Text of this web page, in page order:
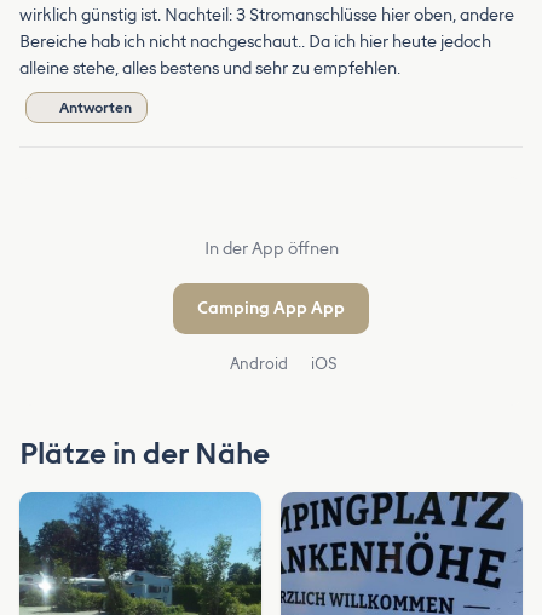
wirklich günstig ist. Nachteil: 3 Stromanschlüsse hier oben, andere
Bereiche hab ich nicht nachgeschaut.. Da ich hier heute jedoch
alleine stehe, alles bestens und sehr zu empfehlen.
Antworten
In der App öffnen
Camping App App
Android iOS
Plätze in der Nähe